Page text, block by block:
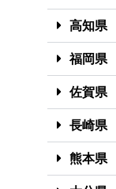
高知県
福岡県
佐賀県
長崎県
熊本県